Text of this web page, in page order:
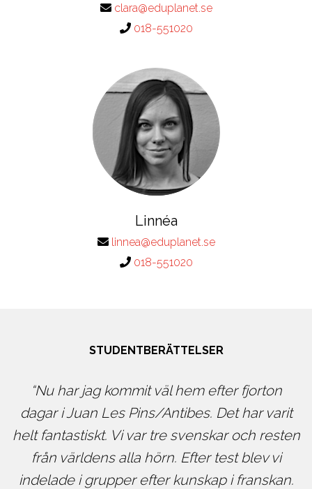
clara@eduplanet.se
018-551020
Linnéa
linnea@eduplanet.se
018-551020
STUDENTBERÄTTELSER
Nu har jag kommit väl hem efter fjorton
dagar i Juan Les Pins/Antibes. Det har varit
helt fantastiskt. Vi var tre svenskar och resten
från världens alla hörn. Efter test blev vi
indelade i grupper efter kunskap i franskan.